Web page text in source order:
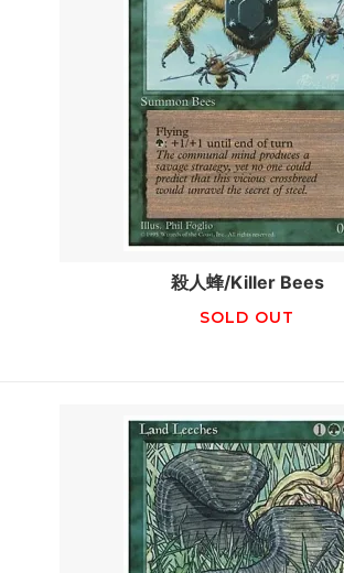
殺人蜂/Killer Bees
SOLD OUT